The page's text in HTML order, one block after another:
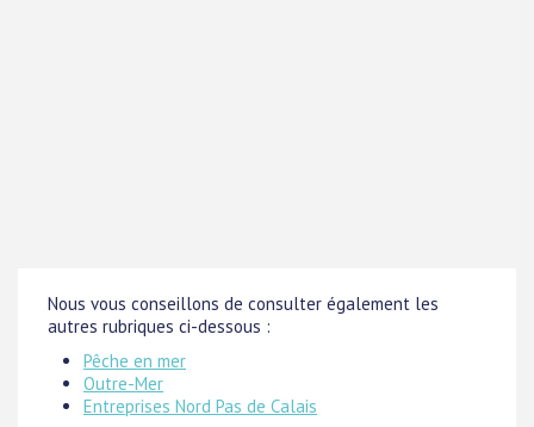
Nous vous conseillons de consulter également les
autres rubriques ci-dessous :
Pêche en mer
Outre-Mer
Entreprises Nord Pas de Calais